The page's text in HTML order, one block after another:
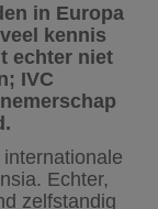
in Europa
kennis
echter niet
IVC
Echter,
zelfstandig